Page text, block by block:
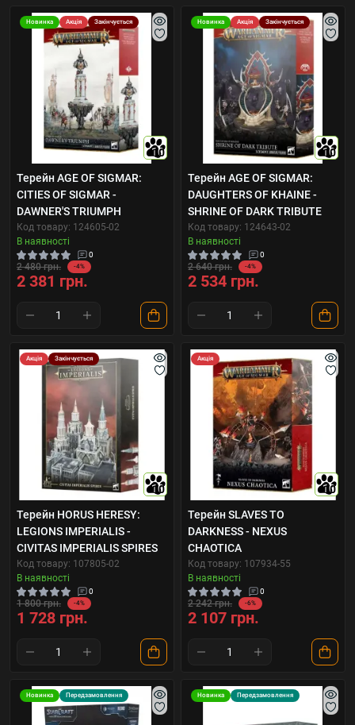
Новинка Акція Закінчується
10
Терейн AGE OF SIGMAR:
CITIES OF SIGMAR -
DAWNER'S TRIUMPH
Код товару: 124605-02
В наявності
0
2 480 грн. -4%
2 381 грн.
Новинка Акція Закінчується
10
Терейн AGE OF SIGMAR:
DAUGHTERS OF KHAINE -
SHRINE OF DARK TRIBUTE
Код товару: 124643-02
В наявності
0
2 640 грн. -4%
2 534 грн.
Акція Закінчується
10
Терейн HORUS HERESY:
LEGIONS IMPERIALIS -
CIVITAS IMPERIALIS SPIRES
Код товару: 107805-02
В наявності
0
1 800 грн. -4%
1 728 грн.
Акція
10
Терейн SLAVES TO
DARKNESS - NEXUS
CHAOTICA
Код товару: 107934-55
В наявності
0
2 242 грн. -6%
2 107 грн.
Новинка Передзамовлення Новинка Передзамовлення